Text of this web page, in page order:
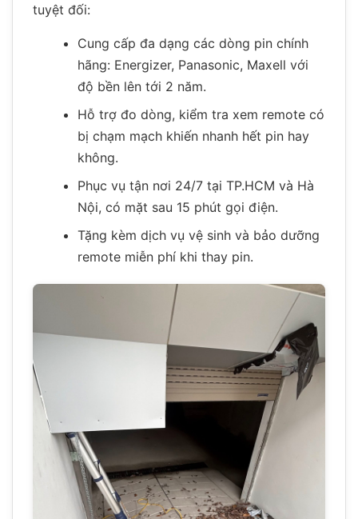
tuyệt đối:
Cung cấp đa dạng các dòng pin chính
hãng: Energizer, Panasonic, Maxell với
độ bền lên tới 2 năm.
Hỗ trợ đo dòng, kiểm tra xem remote có
bị chạm mạch khiến nhanh hết pin hay
không.
Phục vụ tận nơi 24/7 tại TP.HCM và Hà
Nội, có mặt sau 15 phút gọi điện.
Tặng kèm dịch vụ vệ sinh và bảo dưỡng
remote miễn phí khi thay pin.